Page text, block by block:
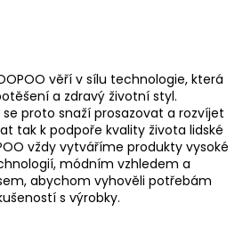
věří v sílu technologie, která
a zdravý životní styl.
se proto snaží prosazovat a rozvíjet
tak k podpoře kvality života lidské
vždy vytváříme produkty vysoké
módním vzhledem a
abychom vyhověli potřebám
s výrobky.